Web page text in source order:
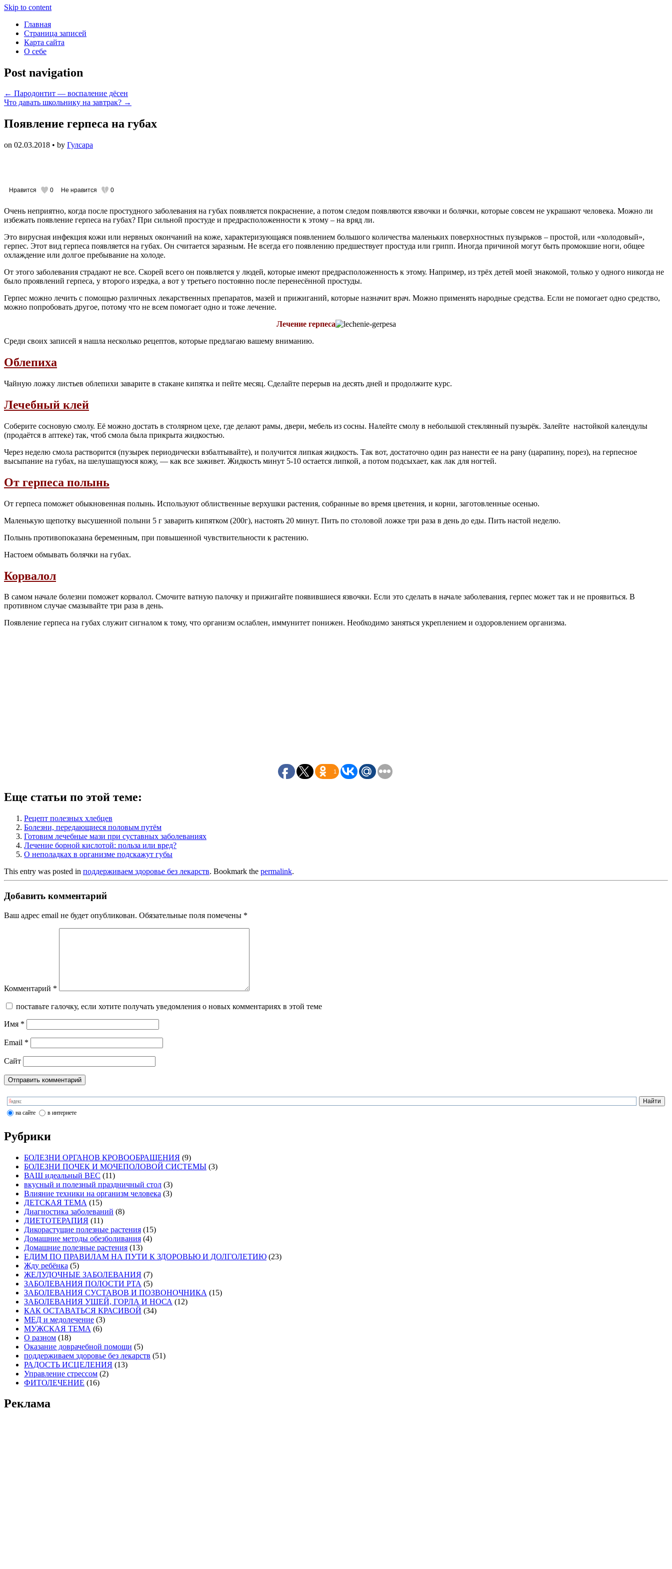
Skip to content
Главная
Страница записей
Карта сайта
О себе
Post navigation
← Пародонтит — воспаление дёсен
Что давать школьнику на завтрак? →
Появление герпеса на губах
on 02.03.2018 • by Гулсара
Нравится 0 Не нравится 0
Очень неприятно, когда после простудного заболевания на губах появляется покраснение, а потом следом появляются язвочки и болячки, которые совсем не украшают человека. Можно ли
избежать появление герпеса на губах? При сильной простуде и предрасположенности к этому – на вряд ли.
Это вирусная инфекция кожи или нервных окончаний на коже, характеризующаяся появлением большого количества маленьких поверхностных пузырьков – простой, или «холодовый»,
герпес. Этот вид герпеса появляется на губах. Он считается заразным. Не всегда его появлению предшествует простуда или грипп. Иногда причиной могут быть промокшие ноги, общее
охлаждение или долгое пребывание на холоде.
От этого заболевания страдают не все. Скорей всего он появляется у людей, которые имеют предрасположенность к этому. Например, из трёх детей моей знакомой, только у одного никогда не
было проявлений герпеса, у второго изредка, а вот у третьего постоянно после перенесённой простуды.
Герпес можно лечить с помощью различных лекарственных препаратов, мазей и прижиганий, которые назначит врач. Можно применять народные средства. Если не помогает одно средство,
можно попробовать другое, потому что не всем помогает одно и тоже лечение.
Лечение герпеса
Среди своих записей я нашла несколько рецептов, которые предлагаю вашему вниманию.
Облепиха
Чайную ложку листьев облепихи заварите в стакане кипятка и пейте месяц. Сделайте перерыв на десять дней и продолжите курс.
Лечебный клей
Соберите сосновую смолу. Её можно достать в столярном цехе, где делают рамы, двери, мебель из сосны. Налейте смолу в небольшой стеклянный пузырёк. Залейте настойкой календулы
(продаётся в аптеке) так, чтоб смола была прикрыта жидкостью.
Через неделю смола растворится (пузырек периодически взбалтывайте), и получится липкая жидкость. Так вот, достаточно один раз нанести ее на рану (царапину, порез), на герпесное
высыпание на губах, на шелушащуюся кожу, — как все заживет. Жидкость минут 5-10 остается липкой, а потом подсыхает, как лак для ногтей.
От герпеса полынь
От герпеса поможет обыкновенная полынь. Используют облиственные верхушки растения, собранные во время цветения, и корни, заготовленные осенью.
Маленькую щепотку высушенной полыни 5 г заварить кипятком (200г), настоять 20 минут. Пить по столовой ложке три раза в день до еды. Пить настой неделю.
Полынь противопоказана беременным, при повышенной чувствительности к растению.
Настоем обмывать болячки на губах.
Корвалол
В самом начале болезни поможет корвалол. Смочите ватную палочку и прижигайте появившиеся язвочки. Если это сделать в начале заболевания, герпес может так и не проявиться. В
противном случае смазывайте три раза в день.
Появление герпеса на губах служит сигналом к тому, что организм ослаблен, иммунитет понижен. Необходимо заняться укреплением и оздоровлением организма.
1
Еще статьи по этой теме:
Рецепт полезных хлебцев
Болезни, передающиеся половым путём
Готовим лечебные мази при суставных заболеваниях
Лечение борной кислотой: польза или вред?
О неполадках в организме подскажут губы
This entry was posted in поддерживаем здоровье без лекарств. Bookmark the permalink.
Добавить комментарий
Ваш адрес email не будет опубликован. Обязательные поля помечены *
Комментарий *
поставьте галочку, если хотите получать уведомления о новых комментариях в этой теме
Имя *
Email *
Сайт
на сайте в интернете
Рубрики
БОЛЕЗНИ ОРГАНОВ КРОВООБРАЩЕНИЯ (9)
БОЛЕЗНИ ПОЧЕК И МОЧЕПОЛОВОЙ СИСТЕМЫ (3)
ВАШ идеальный ВЕС (11)
вкусный и полезный праздничный стол (3)
Влияние техники на организм человека (3)
ДЕТСКАЯ ТЕМА (15)
Диагностика заболеваний (8)
ДИЕТОТЕРАПИЯ (11)
Дикорастущие полезные растения (15)
Домашние методы обезболивания (4)
Домашние полезные растения (13)
ЕДИМ ПО ПРАВИЛАМ НА ПУТИ К ЗДОРОВЬЮ И ДОЛГОЛЕТИЮ (23)
Жду ребёнка (5)
ЖЕЛУДОЧНЫЕ ЗАБОЛЕВАНИЯ (7)
ЗАБОЛЕВАНИЯ ПОЛОСТИ РТА (5)
ЗАБОЛЕВАНИЯ СУСТАВОВ И ПОЗВОНОЧНИКА (15)
ЗАБОЛЕВАНИЯ УШЕЙ, ГОРЛА И НОСА (12)
КАК ОСТАВАТЬСЯ КРАСИВОЙ (34)
МЕД и медолечение (3)
МУЖСКАЯ ТЕМА (6)
О разном (18)
Оказание доврачебной помощи (5)
поддерживаем здоровье без лекарств (51)
РАДОСТЬ ИСЦЕЛЕНИЯ (13)
Управление стрессом (2)
ФИТОЛЕЧЕНИЕ (16)
Реклама